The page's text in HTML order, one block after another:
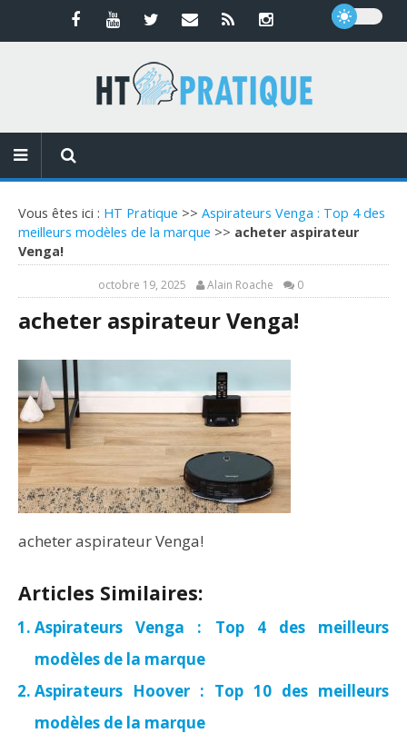
Vous êtes ici : HT Pratique >> Aspirateurs Venga : Top 4 des
meilleurs modèles de la marque >> acheter aspirateur
Venga!
octobre 19, 2025 Alain Roache 0
acheter aspirateur Venga!
acheter aspirateur Venga!
Articles Similaires:
Aspirateurs Venga : Top 4 des meilleurs
modèles de la marque
Aspirateurs Hoover : Top 10 des meilleurs
modèles de la marque